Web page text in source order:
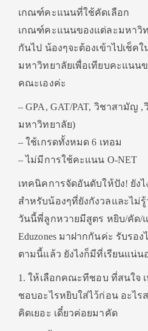
เกณฑ์คะแนนที่ใช้คัดเลือก
เกณฑ์คะแนนของแต่ละมหาวิ
กันไป น้องๆจะต้องเข้าไปเช็ค
มหาวิทยาลัยเพื่อเทียบคะแนน
คณะเองค่ะ
– GPA, GAT/PAT, วิชาสามัญ
มหาวิทยาลัย)
– ใช้เกรดทั้งหมด 6 เทอม
– ไม่มีการใช้คะแนน O-NET
เทคนิคการจัดอันดับให้ปัง! ยัง
สำหรับน้องๆที่ยังกังวลและไม่
วันนี้พี่ลูกหวายมีสูตร หยิบ/คัด/
Eduzones มาฝากกันค่ะ รับรอ
ตามนี้แล้ว ยังไงก็มีที่เรียนแน่น
1. ให้เลือกคณะทีชอบ ที่สนใจ
ชอบอะไรหยิบใส่ไว้ก่อน อะไร
คิดเยอะ เดี๋ยวค่อยมาคัด